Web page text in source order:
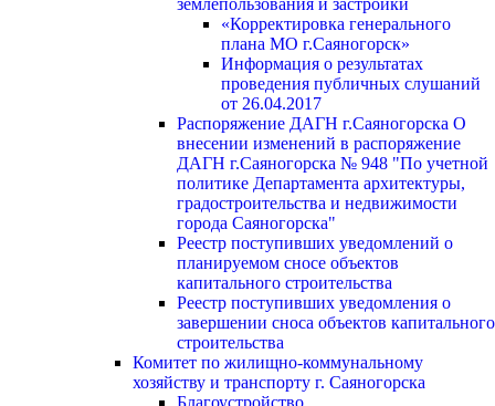
землепользования и застройки
«Корректировка генерального
плана МО г.Саяногорск»
Информация о результатах
проведения публичных слушаний
от 26.04.2017
Распоряжение ДАГН г.Саяногорска О
внесении изменений в распоряжение
ДАГН г.Саяногорска № 948 "По учетной
политике Департамента архитектуры,
градостроительства и недвижимости
города Саяногорска"
Реестр поступивших уведомлений о
планируемом сносе объектов
капитального строительства
Реестр поступивших уведомления о
завершении сноса объектов капитального
строительства
Комитет по жилищно-коммунальному
хозяйству и транспорту г. Саяногорска